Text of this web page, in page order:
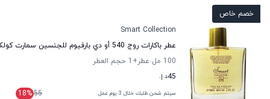
خصم خاص
Smart Collection
عطر باكارات روج 540 أو دي بارفيوم للجنسين سمارت كولكشن
100 مل عطر
+1
حجم العطر
45د.إ.
سيتم شحن طلبك خلال 3 يوم عمل 55
18%